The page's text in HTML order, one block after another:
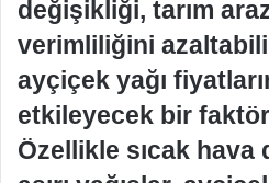
değişikliği, tarım
verimliliğini
ayçiçek yağı
etkileyecek bir
Özellikle sıcak hava